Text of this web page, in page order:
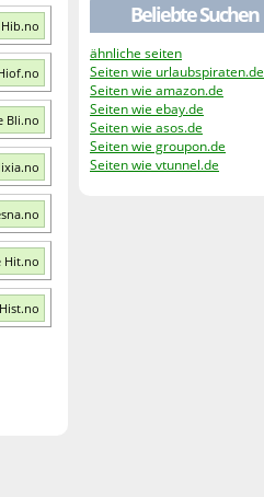
Bli.no
Hit.no
Beliebte Suchen
ähnliche seiten
Seiten wie urlaubspiraten.de
Seiten wie amazon.de
Seiten wie ebay.de
Seiten wie asos.de
Seiten wie groupon.de
Seiten wie vtunnel.de